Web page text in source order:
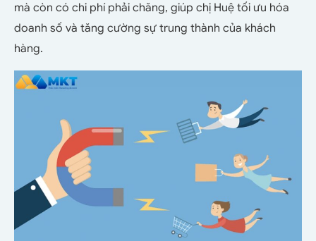
mà còn có chi phí phải chăng, giúp chị Huệ tối ưu hóa
doanh số và tăng cường sự trung thành của khách
hàng.